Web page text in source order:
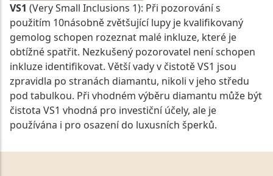
VS1 (Very Small Inclusions 1): Při pozorování s
použitím 10násobně zvětšující lupy je kvalifikovaný
gemolog schopen rozeznat malé inkluze, které je
obtížné spatřit. Nezkušený pozorovatel není schopen
inkluze identifikovat. Větší vady v čistotě VS1 jsou
zpravidla po stranách diamantu, nikoli v jeho středu
pod tabulkou. Při vhodném výběru diamantu může být
čistota VS1 vhodná pro investiční účely, ale je
používána i pro osazení do luxusních šperků.